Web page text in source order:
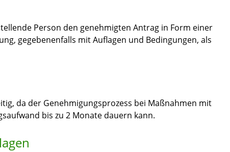
Person den genehmigten Antrag in Form einer
gegebenenfalls mit Auflagen und Bedingungen, als
da der Genehmigungsprozess bei Maßnahmen mit
bis zu 2 Monate dauern kann.